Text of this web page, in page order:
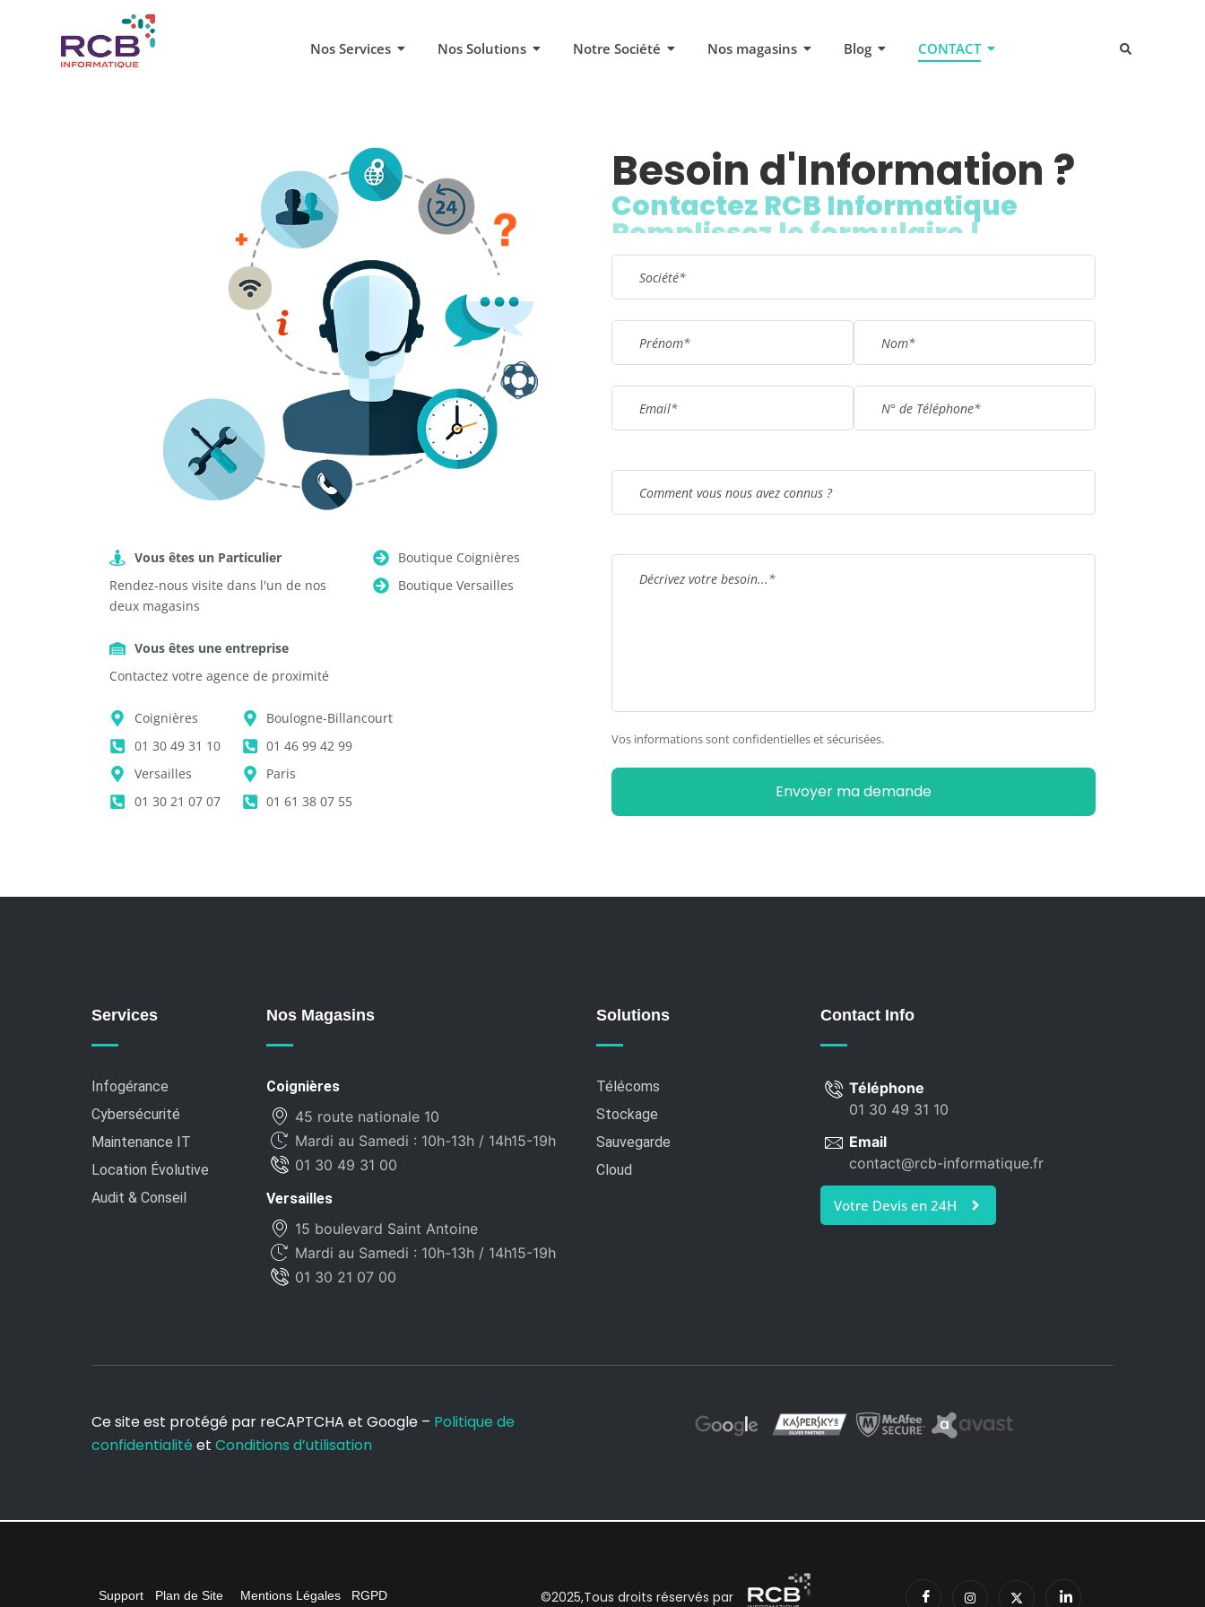
Nos Services Nos Solutions Notre Société Nos magasins Blog CONTACT
Vous êtes un Particulier
Rendez-nous visite dans l'un de nos
deux magasins
Boutique Coignières
Boutique Versailles
Vous êtes une entreprise
Contactez votre agence de proximité
Coignières
01 30 49 31 10
Versailles
01 30 21 07 07
Boulogne-Billancourt
01 46 99 42 99
Paris
01 61 38 07 55
Besoin d'Information ?
Contactez RCB Informatique
Remplissez le formulaire !
Vos informations sont confidentielles et sécurisées.
Services
Infogérance
Cybersécurité
Maintenance IT
Location Évolutive
Audit & Conseil
Nos Magasins
Coignières
45 route nationale 10
Mardi au Samedi : 10h-13h / 14h15-19h
01 30 49 31 00
Versailles
15 boulevard Saint Antoine
Mardi au Samedi : 10h-13h / 14h15-19h
01 30 21 07 00
Solutions
Télécoms
Stockage
Sauvegarde
Cloud
Contact Info
Téléphone
01 30 49 31 10
Email
contact@rcb-informatique.fr
Votre Devis en 24H
Ce site est protégé par reCAPTCHA et Google – Politique de
confidentialité et Conditions d’utilisation
Support Plan de Site Mentions Légales RGPD ©2025,Tous droits réservés par